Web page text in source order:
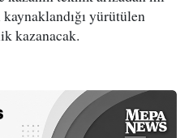
kaynaklandığı yürütülen
kazanacak.